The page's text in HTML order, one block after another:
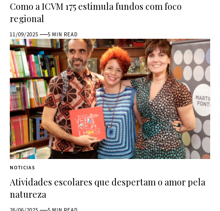
Como a ICVM 175 estimula fundos com foco
regional
11/09/2025 5 MIN READ
NOTICIAS
Atividades escolares que despertam o amor pela
natureza